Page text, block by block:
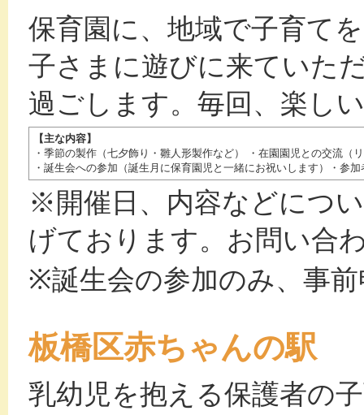
保育園に、地域で子育て
子さまに遊びに来ていた
過ごします。毎回、楽し
【主な内容】
・季節の製作（七夕飾り・雛人形製作など） ・在園園児との交流（
・誕生会への参加（誕生月に保育園児と一緒にお祝いします）・参
※開催日、内容などにつ
げております。お問い合
※誕生会の参加のみ、事
板橋区赤ちゃんの駅
乳幼児を抱える保護者の